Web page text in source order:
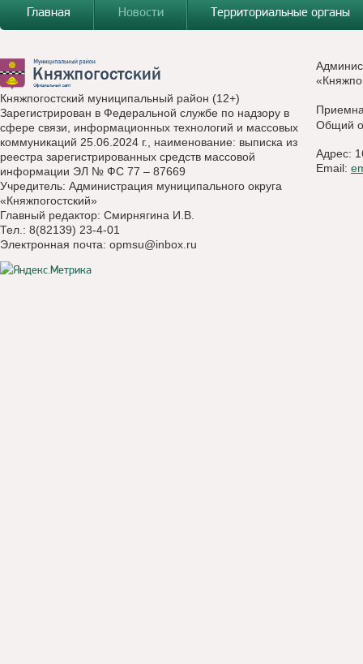
Главная
Новости Территориальные органы
Княжпогостский муниципальный район (12+)
Зарегистрирован в Федеральной службе по надзору в
сфере связи, информационных технологий и массовых
коммуникаций 25.06.2024 г., наименование: выписка из
реестра зарегистрированных средств массовой
информации ЭЛ № ФС 77 – 87669
Учредитель: Администрация муниципального округа
«Княжпогостский»
Главный редактор: Смирнягина И.В.
Тел.: 8(82139) 23-4-01
Электронная почта: opmsu@inbox.ru
Общий
Адрес:
Email: